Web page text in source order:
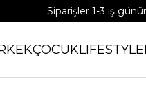
Siparişler 1-3 iş
ÇOCUKLIFESTYLE